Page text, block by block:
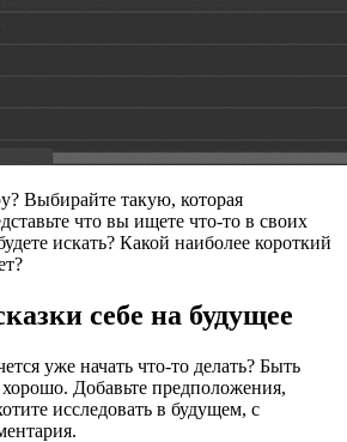
Выбирайте такую, которая
что вы ищете что-то в своих
искать? Какой наиболее короткий
себе на будущее
уже начать что-то делать? Быть
Добавьте предположения,
исследовать в будущем, с